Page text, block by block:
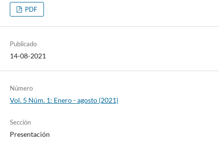
PDF
Publicado
14-08-2021
Número
Vol. 5 Núm. 1: Enero - agosto (2021)
Sección
Presentación